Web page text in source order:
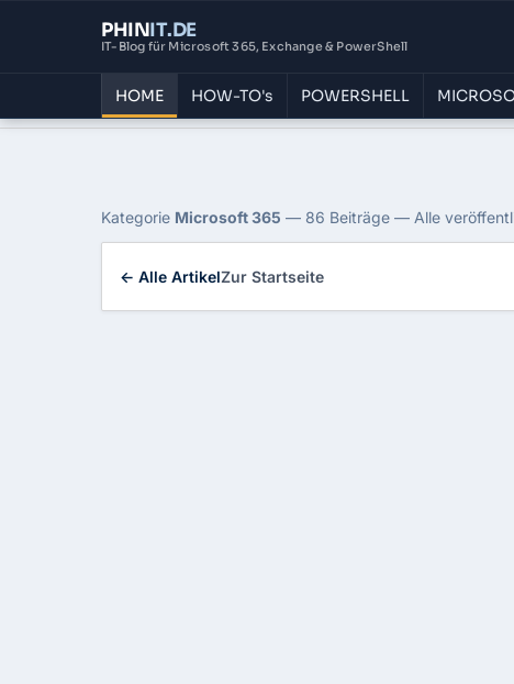
PHINIT.DE
IT-Blog für Microsoft 365, Exchange & PowerShell
HOME HOW-TO's POWERSHELL
Kategorie: Microsoft
Kategorie Microsoft 365 — 86 Beiträge — Alle
← Alle ArtikelZur Startseite